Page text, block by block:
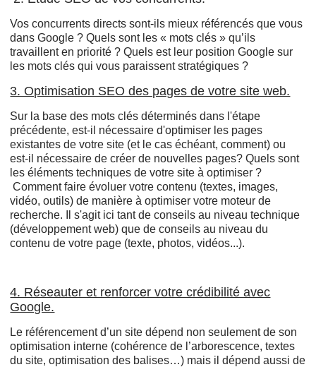
Vos concurrents directs sont-ils mieux référencés que vous
dans Google ? Quels sont les « mots clés » qu’ils
travaillent en priorité ? Quels est leur position Google sur
les mots clés qui vous paraissent stratégiques ?
3. Optimisation SEO des pages de votre site web.
Sur la base des mots clés déterminés dans l'étape
précédente, est-il nécessaire d'optimiser les pages
existantes de votre site (et le cas échéant, comment) ou
est-il nécessaire de créer de nouvelles pages? Quels sont
les éléments techniques de votre site à optimiser ?
Comment faire évoluer votre contenu (textes, images,
vidéo, outils) de manière à optimiser votre moteur de
recherche. Il s'agit ici tant de conseils au niveau technique
(développement web) que de conseils au niveau du
contenu de votre page (texte, photos, vidéos...).
4. Réseauter et renforcer votre crédibilité avec
Google.
Le référencement d’un site dépend non seulement de son
optimisation interne (cohérence de l’arborescence, textes
du site, optimisation des balises…) mais il dépend aussi de